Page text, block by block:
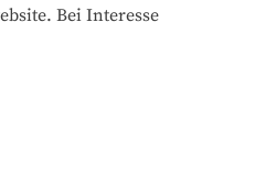
Bei Interesse